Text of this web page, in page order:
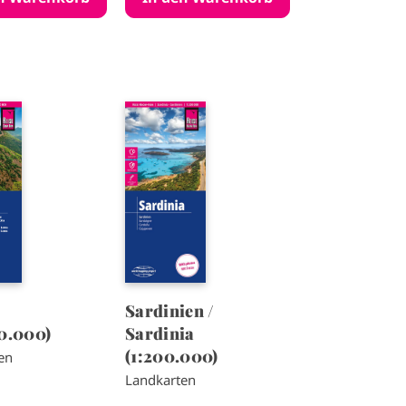
I
m
a
g
Sardinien /
Sardinia
(1:200.000)
Landkarten